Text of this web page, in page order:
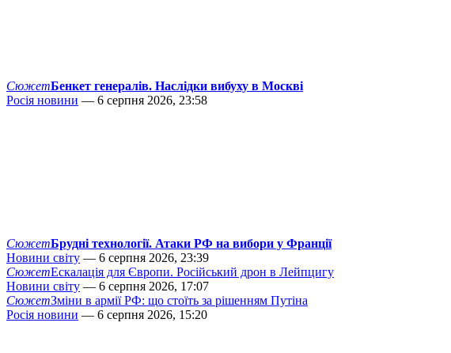
СюжетБенкет генералів. Наслідки вибуху в Москві
Росія новини — 6 серпня 2026, 23:58
СюжетБрудні технології. Атаки РФ на вибори у Франції
Новини світу — 6 серпня 2026, 23:39
СюжетЕскалація для Європи. Російський дрон в Лейпцигу
Новини світу — 6 серпня 2026, 17:07
СюжетЗміни в армії РФ: що стоїть за рішенням Путіна
Росія новини — 6 серпня 2026, 15:20